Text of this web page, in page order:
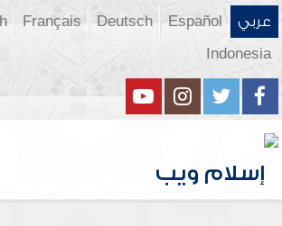
عربي Español
Deutsch
Français
Indonesia